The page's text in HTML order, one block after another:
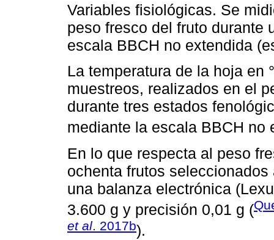
Variables fisiológicas. Se
peso fresco del fruto durante
escala BBCH no extendida
La temperatura de la hoja en
muestreos, realizados en el
durante tres estados
mediante la escala BBCH no
En lo que respecta al peso
ochenta frutos
una balanza electrónica
3.600 g y precisión 0,01 g (
et al. 2017b).